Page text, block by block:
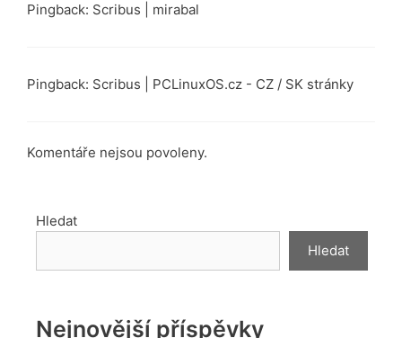
Pingback: Scribus | mirabal
Pingback: Scribus | PCLinuxOS.cz - CZ / SK stránky
Komentáře nejsou povoleny.
Hledat
Hledat
Nejnovější příspěvky